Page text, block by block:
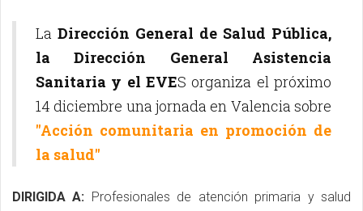
La Dirección General de Salud Pública,
la Dirección General Asistencia
Sanitaria y el EVES organiza el próximo
14 diciembre una jornada en Valencia sobre
''Acción comunitaria en promoción de
la salud''
DIRIGIDA A: Profesionales de atención primaria y salud